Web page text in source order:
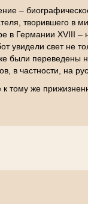
–
творившего в
в Германии XVIII –
увидели свет не
были переведены
в частности, на
к тому же